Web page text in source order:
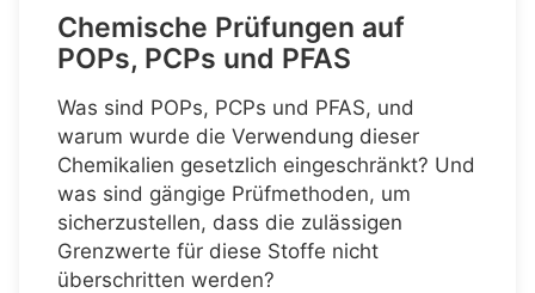
Chemische Prüfungen auf
POPs, PCPs und PFAS
Was sind POPs, PCPs und PFAS, und
warum wurde die Verwendung dieser
Chemikalien gesetzlich eingeschränkt? Und
was sind gängige Prüfmethoden, um
sicherzustellen, dass die zulässigen
Grenzwerte für diese Stoffe nicht
überschritten werden?